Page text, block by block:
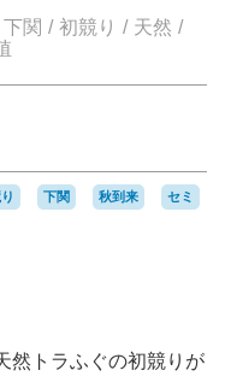
下関 初競り
天然
下関 秋到来
セミ
然トラふぐの初競りが